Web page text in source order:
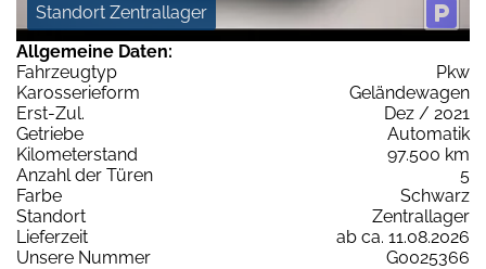
Standort Zentrallager
Allgemeine Daten:
Fahrzeugtyp
Pkw
Karosserieform
Geländewagen
Erst-Zul.
Dez / 2021
Getriebe
Automatik
Kilometerstand
97.500 km
Anzahl der Türen
5
Farbe
Schwarz
Standort
Zentrallager
Lieferzeit
ab ca. 11.08.2026
Unsere Nummer
G0025366